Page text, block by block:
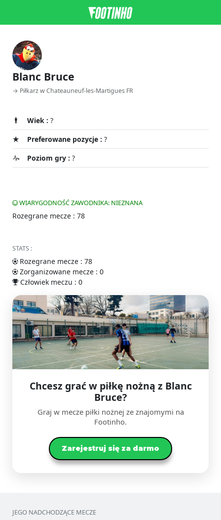
Blanc Bruce
→ Piłkarz w Chateauneuf-les-Martigues FR
Wiek : ?
Preferowane pozycje : ?
Poziom gry : ?
WIARYGODNOŚĆ ZAWODNIKA: NIEZNANA
Rozegrane mecze : 78
STATS :
Rozegrane mecze : 78
Zorganizowane mecze : 0
Człowiek meczu : 0
Chcesz grać w piłkę nożną z Blanc
Bruce?
Graj w mecze piłki nożnej ze znajomymi na
Footinho.
Zarejestruj się za darmo
JEGO NADCHODZĄCE MECZE